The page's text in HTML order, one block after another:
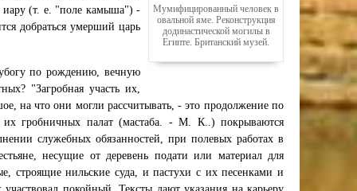
Мумифицированный человек в
овальной яме. Реконструкция
додинастической могилы в
Египте. Британский музей.
иару (т. е. "поле камыша") -
добраться умерший царь
по рождению, вечную
"Загробная участь их,
на что они могли рассчитывать, - это продолжение по
гробничных палат (мастаба. - М. К..) покрываются
служебных обязанностей, при полевых работах в
несущие от деревень подати или материал для
строящие нильские суда, и пастухи с их песенками и